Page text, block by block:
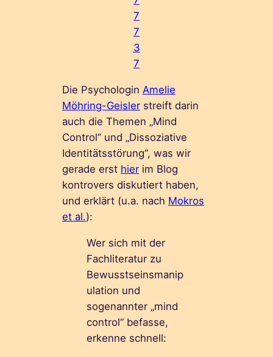
7
7
3
7
Die PsychologinAmelie
Möhring-Geisler streift darin
auch die Themen „Mind
Control“ und „Dissoziative
Identitätsstörung“, was wir
gerade erst hier im Blog
kontrovers diskutiert haben,
und erklärt (u.a. nach Mokros
et al.):
Wer sich mit der
Fachliteratur zu
Bewusstseinsmanip
ulation und
sogenannter „mind
control“ befasse,
erkenne schnell: